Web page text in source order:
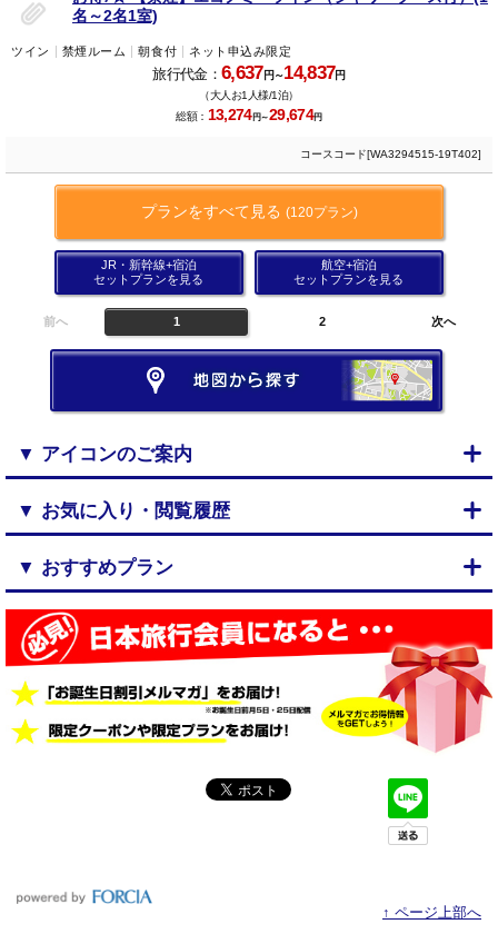
名～2名1室)
ツイン 禁煙ルーム 朝食付 ネット申込み限定
旅行代金： 6,637 円～14,837円
（大人お1人様/1泊）
総額： 13,274円～29,674円
コースコード[WA3294515-19T402]
プランをすべて見る (120プラン)
JR・新幹線+宿泊
セットプランを見る
航空+宿泊
セットプランを見る
前へ 1 2 次へ
▼ アイコンのご案内
▼ お気に入り・閲覧履歴
▼ おすすめプラン
↑ ページ上部へ